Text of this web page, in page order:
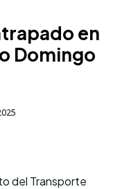
en
Domingo
del Transporte